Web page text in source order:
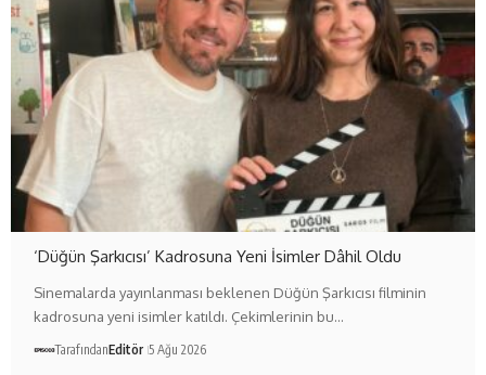
‘Düğün Şarkıcısı’ Kadrosuna Yeni İsimler Dâhil Oldu
Sinemalarda yayınlanması beklenen Düğün Şarkıcısı filminin
kadrosuna yeni isimler katıldı. Çekimlerinin bu…
TarafındanEditör 5 Ağu 2026